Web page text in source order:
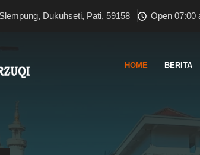
Dukuhseti, Pati, 59158 Open 07:00
HOME BERITA